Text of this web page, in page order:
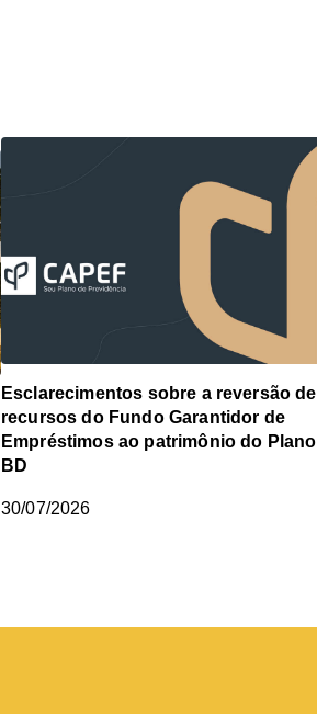
Esclarecimentos sobre a reversão de
recursos do Fundo Garantidor de
Empréstimos ao patrimônio do Plano
BD
30/07/2026